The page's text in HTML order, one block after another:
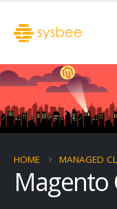
HOME MANAGED
Magento